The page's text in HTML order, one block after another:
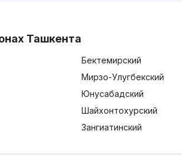
Ташкента
Бектемирский
Мирзо-Улугбекский
Юнусабадский
Шайхонтохурский
Зангиатинский